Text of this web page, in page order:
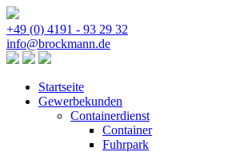
+49 (0) 4191 - 93 29 32
info@brockmann.de
Startseite
Gewerbekunden
Containerdienst
Container
Fuhrpark